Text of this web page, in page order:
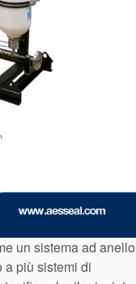
un sistema ad anello
a più sistemi di